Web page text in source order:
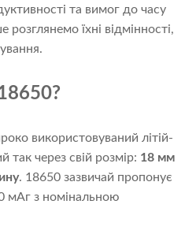
та вимог до часу
їхні відмінності,
використовуваний літій-
так через свій розмір: 18 мм
. 18650 зазвичай пропонує
мАг з номінальною